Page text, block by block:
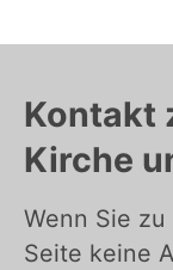
Kontakt
Kirche
Wenn Sie
Seite keine